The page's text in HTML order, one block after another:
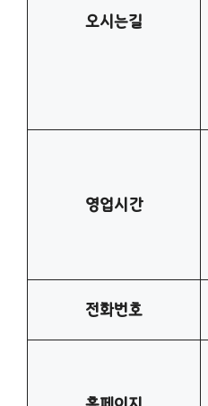
오시는길
영업시간
전화번호